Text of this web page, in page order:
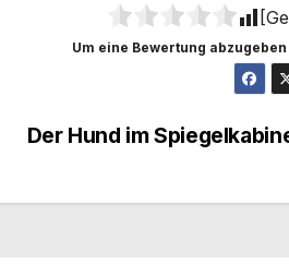
Um eine Bewertung
Der Hund im